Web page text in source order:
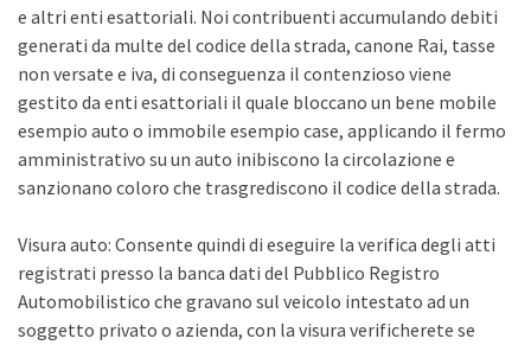
e altri enti esattoriali. Noi contribuenti accumulando debiti
generati da multe del codice della strada, canone Rai, tasse
non versate e iva, di conseguenza il contenzioso viene
gestito da enti esattoriali il quale bloccano un bene mobile
esempio auto o immobile esempio case, applicando il fermo
amministrativo su un auto inibiscono la circolazione e
sanzionano coloro che trasgrediscono il codice della strada.
Visura auto: Consente quindi di eseguire la verifica degli atti
registrati presso la banca dati del Pubblico Registro
Automobilistico che gravano sul veicolo intestato ad un
soggetto privato o azienda, con la visura verificherete se